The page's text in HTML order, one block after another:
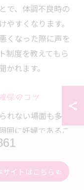
で、体調不良時の
すくなります。
くなった際に声を
制度を教えてもら
れます。
保のコツ
ない場面も多い
囲に妊婦であるこ
住之江区では、地
ニティマークを付
ます。
サイトはこちら